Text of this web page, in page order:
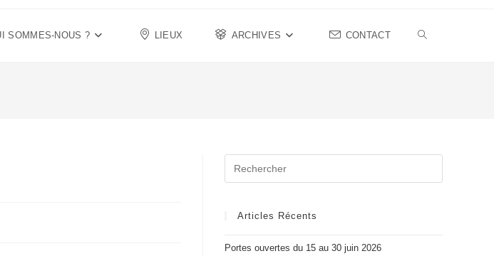
SOMMES-NOUS ? LIEUX ARCHIVES CONTACT
Articles Récents
Portes ouvertes du 15 au 30 juin 2026